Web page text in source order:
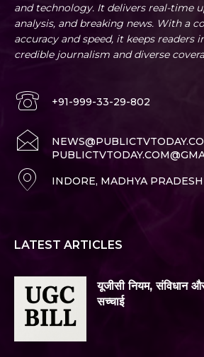
and technology. It delivers real-time
analysis, and breaking news. With a
accuracy and speed, it keeps readers
credible journalism and diverse
+91-999-33-29-802
INDORE, MADHYA
LATEST ARTICLES
यूजीसी नियम, संविधान
सच्चाई